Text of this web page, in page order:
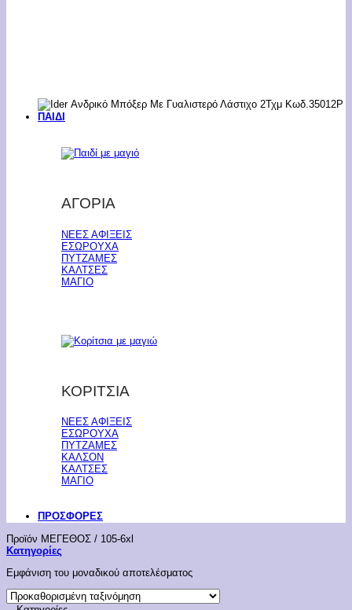
ΠΑΙΔΙ
ΑΓΟΡΙΑ
ΝΕΕΣ ΑΦΙΞΕΙΣ
ΕΣΩΡΟΥΧΑ
ΠΥΤΖΑΜΕΣ
ΚΑΛΤΣΕΣ
ΜΑΓΙΟ
ΚΟΡΙΤΣΙΑ
ΝΕΕΣ ΑΦΙΞΕΙΣ
ΕΣΩΡΟΥΧΑ
ΠΥΤΖΑΜΕΣ
ΚΑΛΣΟΝ
ΚΑΛΤΣΕΣ
ΜΑΓΙΟ
ΠΡΟΣΦΟΡΕΣ
Προϊόν ΜΕΓΕΘΟΣ / 105-6xl
Κατηγορίες
Εμφάνιση του μοναδικού αποτελέσματος